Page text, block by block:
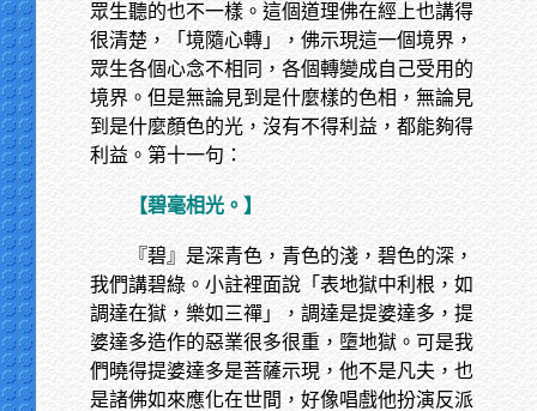
眾生聽的也不一樣。這個道理佛在經上也講得
很清楚，「境隨心轉」，佛示現這一個境界，
眾生各個心念不相同，各個轉變成自己受用的
境界。但是無論見到是什麼樣的色相，無論見
到是什麼顏色的光，沒有不得利益，都能夠得
利益。第十一句：
【碧毫相光。】
『碧』是深青色，青色的淺，碧色的深，
我們講碧綠。小註裡面說「表地獄中利根，如
調達在獄，樂如三禪」，調達是提婆達多，提
婆達多造作的惡業很多很重，墮地獄。可是我
們曉得提婆達多是菩薩示現，他不是凡夫，也
是諸佛如來應化在世間，好像唱戲他扮演反派